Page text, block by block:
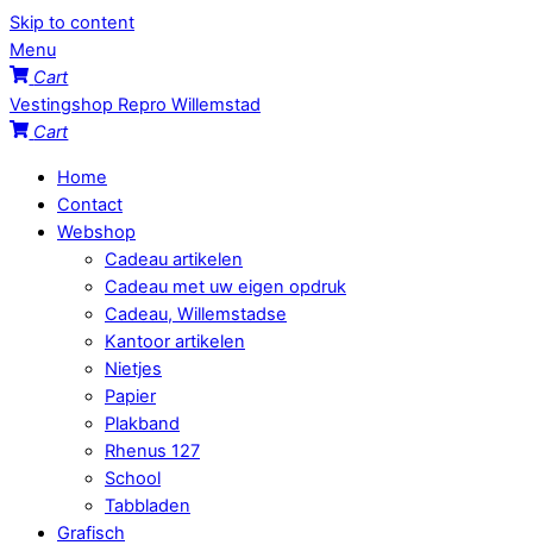
Skip to content
Menu
Cart
Vestingshop Repro Willemstad
Cart
Home
Contact
Webshop
Cadeau artikelen
Cadeau met uw eigen opdruk
Cadeau, Willemstadse
Kantoor artikelen
Nietjes
Papier
Plakband
Rhenus 127
School
Tabbladen
Grafisch